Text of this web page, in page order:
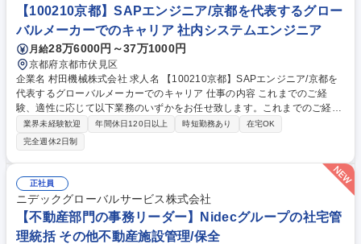
【100210京都】SAPエンジニア/京都を代表するグロー
バルメーカーでのキャリア 社内システムエンジニア
月給28万6000円～37万1000円
京都府京都市伏見区
企業名 村田機械株式会社 求人名 【100210京都】SAPエンジニア/京都を
代表するグローバルメーカーでのキャリア 仕事の内容 これまでのご経
験、適性に応じて以下業務のいずかをお任せ致します。これまでのご経験
を活かし当社グループの新基幹システムの導入、アドオン開発、その他関
連業務を主導していただきます。 【当該ポジションにおける具体的な業務
内容事例】 ◆新基幹システム（SAP）のBASIS関連業務 ◆新基幹システ
ム（SAP）導入に伴う要件定義、パラメータ設定 ◆新基幹システム（SA
P）導入に伴うアドオン開発(ABAP/Fiori) 募集職種 【100210京都】SAP
エンジニア/京都を代表するグローバルメーカーでのキャリア
業界未経験歓迎 年間休日120日以上 時短勤務あり
在宅OK
完全週休2日制
正社員
ニデックグローバルサービス株式会社
【不動産部門の事務リーダー】Nidecグループの社宅管
理統括 その他不動産施設管理/保全